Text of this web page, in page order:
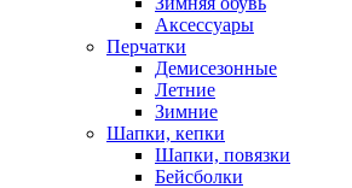
Аксессуары
Перчатки
Демисезонные
Летние
Зимние
Шапки, кепки
Шапки, повязки
Бейсболки